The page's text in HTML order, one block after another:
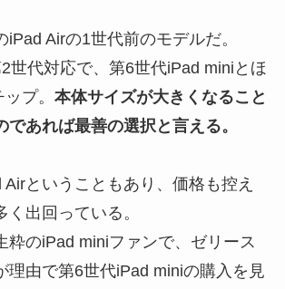
iPad Airの1世代前のモデルだ。
世代対応で、第6世代iPad miniとほ
プ。 本体サイズが大きくなること
であれば最善の選択と言える。
ということもあり、価格も控え
出回っている。
粋のiPad miniファンで、ゼリース
理由で第6世代iPad miniの購入を見